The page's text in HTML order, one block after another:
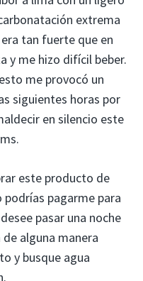
extrema
tan fuerte que en
y me hizo difícil beber.
me provocó un
siguientes horas por
en silencio este
este producto de
pagarme para
pasar una noche
alguna manera
y busque agua